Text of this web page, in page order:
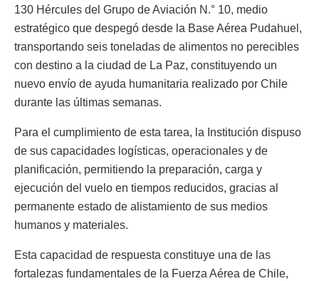
130 Hércules del Grupo de Aviación N.° 10, medio
estratégico que despegó desde la Base Aérea Pudahuel,
transportando seis toneladas de alimentos no perecibles
con destino a la ciudad de La Paz, constituyendo un
nuevo envío de ayuda humanitaria realizado por Chile
durante las últimas semanas.
Para el cumplimiento de esta tarea, la Institución dispuso
de sus capacidades logísticas, operacionales y de
planificación, permitiendo la preparación, carga y
ejecución del vuelo en tiempos reducidos, gracias al
permanente estado de alistamiento de sus medios
humanos y materiales.
Esta capacidad de respuesta constituye una de las
fortalezas fundamentales de la Fuerza Aérea de Chile,